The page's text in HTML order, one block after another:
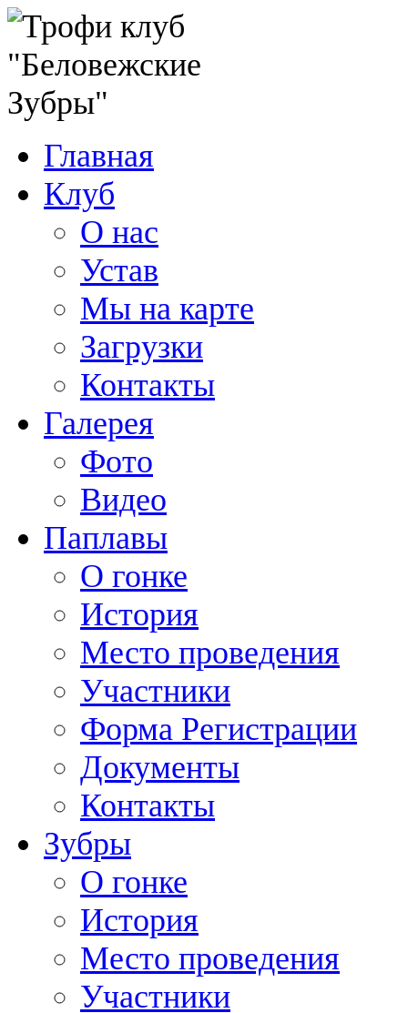
Главная
Клуб
О нас
Устав
Мы на карте
Загрузки
Контакты
Галерея
Фото
Видео
Паплавы
О гонке
История
Место проведения
Участники
Форма Регистрации
Документы
Контакты
Зубры
О гонке
История
Место проведения
Участники